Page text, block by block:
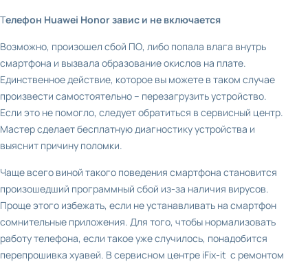
Телефон Huawei Honor завис и не включается
Возможно, произошел сбой ПО, либо попала влага внутрь
смартфона и вызвала образование окислов на плате.
Единственное действие, которое вы можете в таком случае
произвести самостоятельно – перезагрузить устройство.
Если это не помогло, следует обратиться в сервисный центр.
Мастер сделает бесплатную диагностику устройства и
выяснит причину поломки.
Чаще всего виной такого поведения смартфона становится
произошедший программный сбой из-за наличия вирусов.
Проще этого избежать, если не устанавливать на смартфон
сомнительные приложения. Для того, чтобы нормализовать
работу телефона, если такое уже случилось, понадобится
перепрошивка хуавей. В сервисном центре iFix-it с ремонтом